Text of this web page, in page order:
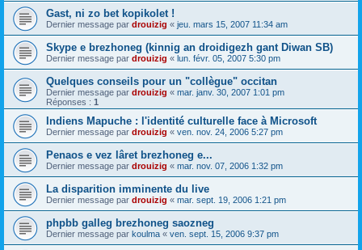
Gast, ni zo bet kopikolet !
Dernier message par drouizig « jeu. mars 15, 2007 11:34 am
Skype e brezhoneg (kinnig an droidigezh gant Diwan SB)
Dernier message par drouizig « lun. févr. 05, 2007 5:30 pm
Quelques conseils pour un "collègue" occitan
Dernier message par drouizig « mar. janv. 30, 2007 1:01 pm
Réponses : 1
Indiens Mapuche : l'identité culturelle face à Microsoft
Dernier message par drouizig « ven. nov. 24, 2006 5:27 pm
Penaos e vez lâret brezhoneg e...
Dernier message par drouizig « mar. nov. 07, 2006 1:32 pm
La disparition imminente du live
Dernier message par drouizig « mar. sept. 19, 2006 1:21 pm
phpbb galleg brezhoneg saozneg
Dernier message par koulma « ven. sept. 15, 2006 9:37 pm